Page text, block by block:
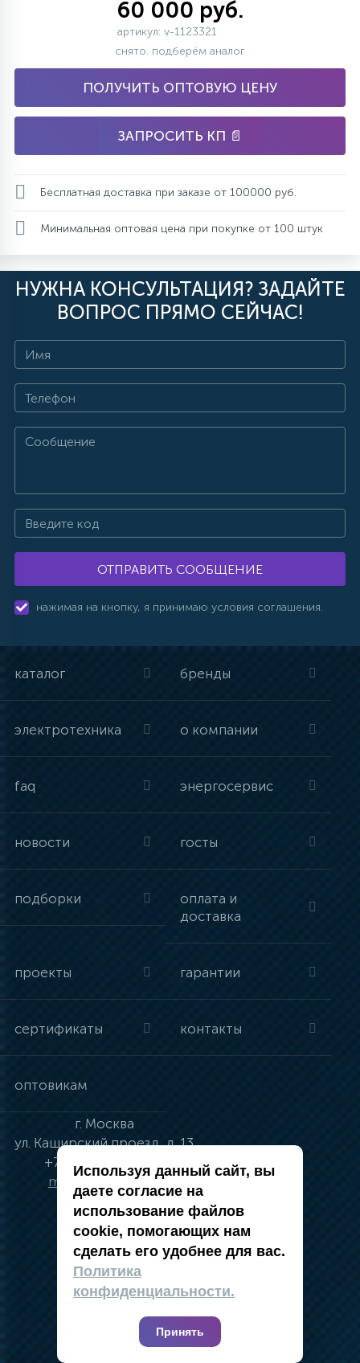
60 000 руб.
артикул: v-1123321
снято. подберём аналог
ПОЛУЧИТЬ ОПТОВУЮ ЦЕНУ
ЗАПРОСИТЬ КП 📄
Бесплатная доставка при заказе от 100000 руб.
Минимальная оптовая цена при покупке от 100 штук
НУЖНА КОНСУЛЬТАЦИЯ? ЗАДАЙТЕ
ВОПРОС ПРЯМО СЕЙЧАС!
ОТПРАВИТЬ СООБЩЕНИЕ
нажимая на кнопку, я принимаю условия соглашения.
каталог бренды
электротехника о компании
faq энергосервис
новости госты
подборки
оплата и
доставка
проекты гарантии
сертификаты контакты
оптовикам
г. Москва
ул. Каширский проезд, д. 13
+7 (495) 134-41-83
moskva@vincci.ru
политика в отношении обработки
персональных данных
публичная оферта
карта сайта
2019 — 2026 @ Компания Vincci
Используя данный сайт, вы
даете согласие на
использование файлов
cookie, помогающих нам
сделать его удобнее для вас.
Политика
конфиденциальности.
Принять